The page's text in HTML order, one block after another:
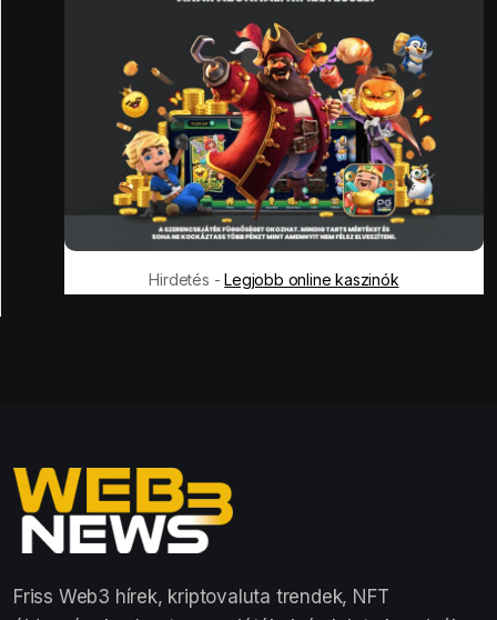
Hirdetés -Legjobb online kaszinók
Friss Web3 hírek, kriptovaluta trendek, NFT